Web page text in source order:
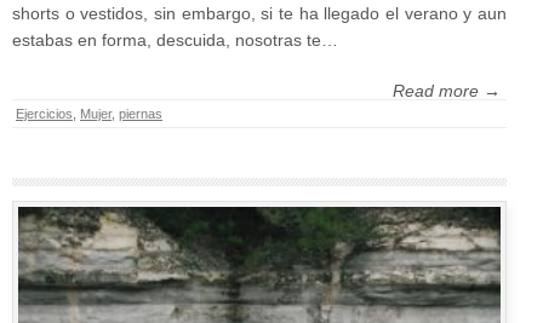
shorts o vestidos, sin embargo, si te ha llegado el verano y aun
estabas en forma, descuida, nosotras te…
Read more →
Ejercicios Mujer, piernas